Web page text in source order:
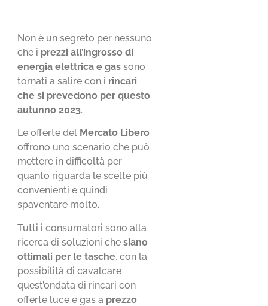
Non è un segreto per nessuno
che i prezzi all’ingrosso di
energia elettrica e gas sono
tornati a salire con i rincari
che si prevedono per questo
autunno 2023.
Le offerte del Mercato Libero
offrono uno scenario che può
mettere in difficoltà per
quanto riguarda le scelte più
convenienti e quindi
spaventare molto.
Tutti i consumatori sono alla
ricerca di soluzioni chesiano
ottimali per le tasche, con la
possibilità di cavalcare
quest’ondata di rincari con
offerte luce e gas a prezzo